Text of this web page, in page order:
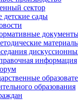
сектор
детские сады
информация
образования